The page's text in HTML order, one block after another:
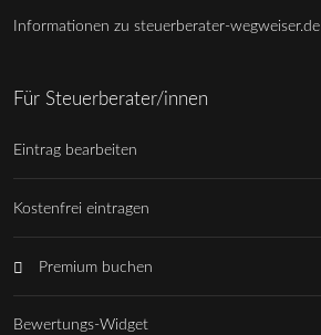
Informationen zu steuerberater-wegweiser.de
Für Steuerberater/innen
Eintrag bearbeiten
Kostenfrei eintragen
Premium buchen
Bewertungs-Widget